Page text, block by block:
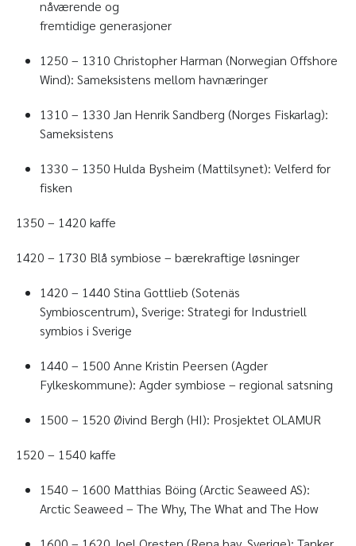
nåværende og
fremtidige generasjoner
1250 – 1310 Christopher Harman (Norwegian Offshore
Wind): Sameksistens mellom havnæringer
1310 – 1330 Jan Henrik Sandberg (Norges Fiskarlag):
Sameksistens
1330 – 1350 Hulda Bysheim (Mattilsynet): Velferd for
fisken
1350 – 1420 kaffe
1420 – 1730 Blå symbiose – bærekraftige løsninger
1420 – 1440 Stina Gottlieb (Sotenäs
Symbioscentrum), Sverige: Strategi for Industriell
symbios i Sverige
1440 – 1500 Anne Kristin Peersen (Agder
Fylkeskommune): Agder symbiose – regional satsning
1500 – 1520 Øivind Bergh (HI): Prosjektet OLAMUR
1520 – 1540 kaffe
1540 – 1600 Matthias Böing (Arctic Seaweed AS):
Arctic Seaweed – The Why, The What and The How